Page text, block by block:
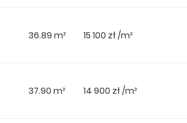
36.89 m² 15 100 zł /m²
37.90 m² 14 900 zł /m²